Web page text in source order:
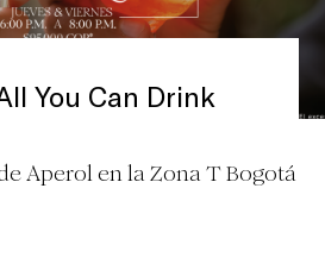
You Can Drink
Aperol en la Zona T Bogotá